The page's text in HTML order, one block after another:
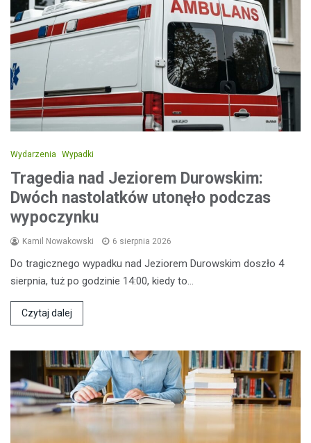
Wydarzenia Wypadki
Tragedia nad Jeziorem Durowskim:
Dwóch nastolatków utonęło podczas
wypoczynku
Kamil Nowakowski 6 sierpnia 2026
Do tragicznego wypadku nad Jeziorem Durowskim doszło 4
sierpnia, tuż po godzinie 14:00, kiedy to…
Czytaj dalej